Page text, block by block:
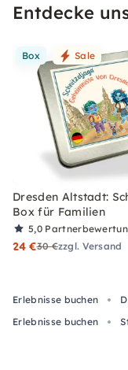
Entdecke
Box Sale
Dresden Altstadt:
Box für Familien
5,0
24 €30 €zzgl. Versand
Erlebnisse buchen
Erlebnisse buchen